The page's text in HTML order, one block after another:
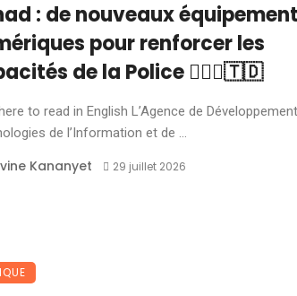
: de nouveaux
pour renforcer les
de la Police 👮🏽‍♂️🇹🇩
to read in English L’Agence de
de l’Information et de ...
Kananyet 29 juillet 2026